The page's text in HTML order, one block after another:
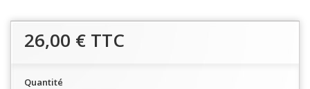
26,00 € TTC
Quantité